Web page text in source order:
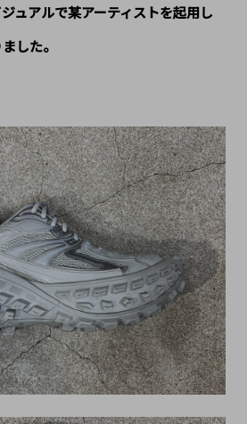
ュアルで某アーティストを起用し
した。